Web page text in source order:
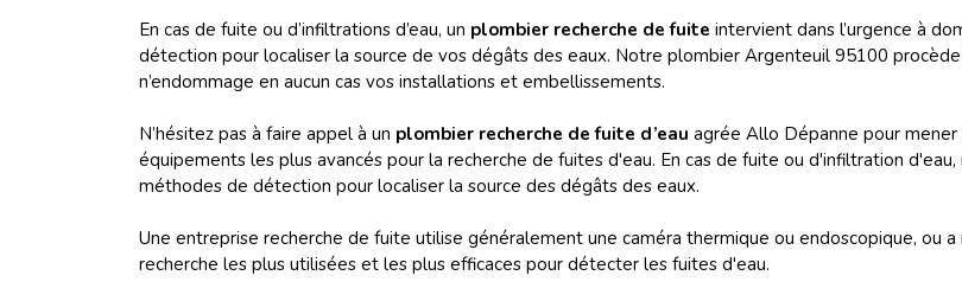
En cas de fuite ou d’infiltrations d’eau, un plombier recherche de fuite intervient dans l’urgence à
détection pour localiser la source de vos dégâts des eaux. Notre plombier Argenteuil 95100 procède
n’endommage en aucun cas vos installations et embellissements.
N’hésitez pas à faire appel à un plombier recherche de fuite d’eau agrée Allo Dépanne pour
équipements les plus avancés pour la recherche de fuites d'eau. En cas de fuite ou d'infiltration
méthodes de détection pour localiser la source des dégâts des eaux.
Une entreprise recherche de fuite utilise généralement une caméra thermique ou endoscopique, ou
recherche les plus utilisées et les plus efficaces pour détecter les fuites d'eau.